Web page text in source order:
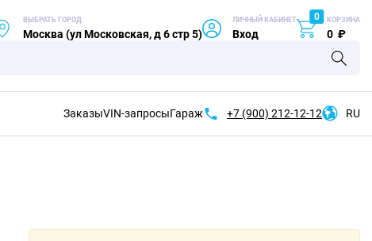
ВЫБРАТЬ ГОРОД
Москва (ул Московская, д 6 стр 5)
ЛИЧНЫЙ КАБИНЕТ
Вход
0 КОРЗИНА
0 ₽
ЗаказыVIN-запросыГараж +7 (900) 212-12-12 RU